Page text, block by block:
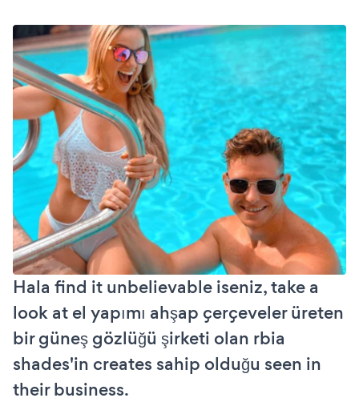
Hala find it unbelievable iseniz, take a
look at el yapımı ahşap çerçeveler üreten
bir güneş gözlüğü şirketi olan rbia
shades'in creates sahip olduğu seen in
their business.